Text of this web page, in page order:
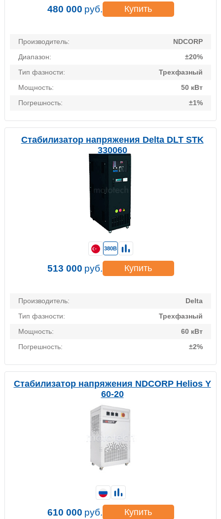
Производитель:
NDCORP
Диапазон:
±20%
Тип фазности:
Трехфазный
Мощность:
50 кВт
Погрешность:
±1%
480 000 руб. Купить
Стабилизатор напряжения Delta DLT STK
330060
Производитель:
Delta
Тип фазности:
Трехфазный
Мощность:
60 кВт
Погрешность:
±2%
380В
513 000 руб. Купить
Стабилизатор напряжения NDCORP Helios Y
60-20
610 000 руб. Купить